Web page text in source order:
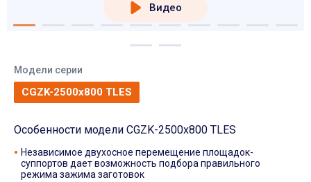
Видео
Модели серии
CGZK-2500x800 TLES
Особенности модели CGZK-2500x800 TLES
Независимое двухосное перемещение площадок-
суппортов дает возможность подбора правильного
режима зажима заготовок